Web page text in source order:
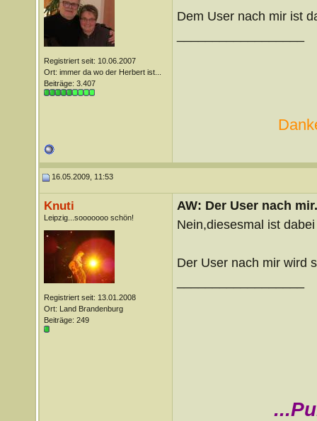
Registriert seit: 10.06.2007
Ort: immer da wo der Herbert ist...
Beiträge: 3.407
Dem User nach mir ist
16.05.2009, 11:53
Knuti
Leipzig...sooooooo schön!
Registriert seit: 13.01.2008
Ort: Land Brandenburg
Beiträge: 249
AW: Der User nach
Nein,diesesmal ist
Der User nach mir wird